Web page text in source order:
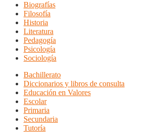
Biografías
Filosofía
Historia
Literatura
Pedagogía
Psicología
Sociología
Bachillerato
Diccionarios y libros de consulta
Educación en Valores
Escolar
Primaria
Secundaria
Tutoría